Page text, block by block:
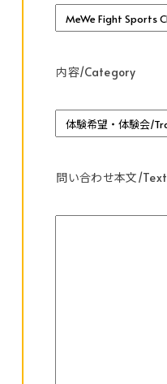
内容/Category
問い合わせ本文/Text